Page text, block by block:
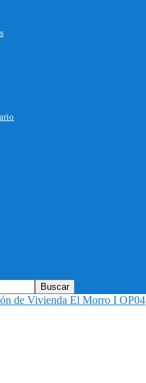
de Vivienda El Morro I OP04